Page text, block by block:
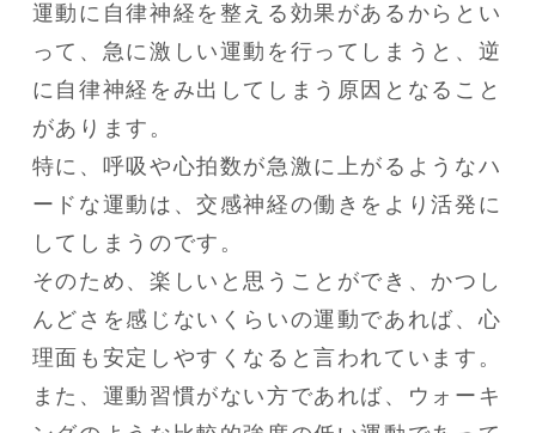
運動に自律神経を整える効果があるからとい
って、急に激しい運動を行ってしまうと、逆
に自律神経をみ出してしまう原因となること
があります。
特に、呼吸や心拍数が急激に上がるようなハ
ードな運動は、交感神経の働きをより活発に
してしまうのです。
そのため、楽しいと思うことができ、かつし
んどさを感じないくらいの運動であれば、心
理面も安定しやすくなると言われています。
また、運動習慣がない方であれば、ウォーキ